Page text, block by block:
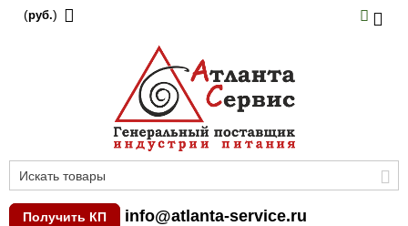
(руб.)
Получить КП info@atlanta-service.ru